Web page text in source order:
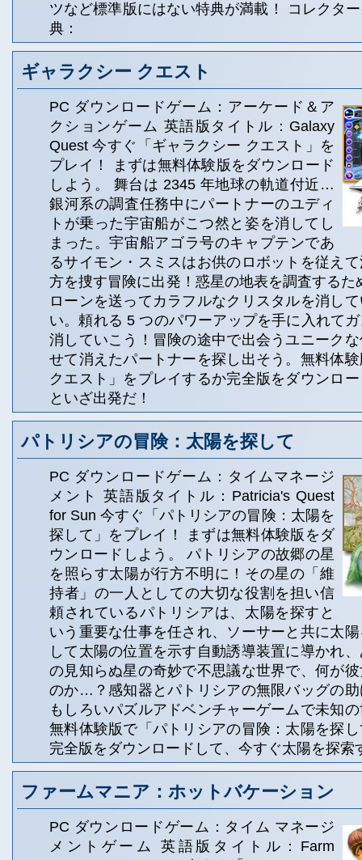
ツなど標準版にはない特典が満載！ コレクタ
典：
ギャラクシー クエスト
PC ダウンロードゲーム：アーケード＆ア
クションゲーム 英語版タイトル：Galaxy
Quest 今すぐ「ギャラクシー クエスト」を
プレイ！ まずは無料体験版をダウンロード
しよう。 舞台は 2345 年地球の軌道付近…
銀河系の調査任務中にパートナーのユディ
トが乗った宇宙船がこつ然と姿を消してし
まった。宇宙船アゴラ号のキャプテンであ
るサイモン・スミスはお供のロボットを従え
方を捜す冒険に出発！惑星の地表を調査するた
ローンを送ってカラフルなクリスタルを消し
い。頼れる 5 つのパワーアップを手に入れて
消していこう！冒険の途中で出会うユニーク
せて消えたパートナーを探し出そう。無料体
クエスト」をプレイするか完全版をダウンロ
といざ出発だ！
パトリシアの冒険：太陽を探して
PC ダウンロードゲーム：タイムマネージ
メント 英語版タイトル：Patricia's Quest
for Sun 今すぐ「パトリシアの冒険：太陽を
探して」をプレイ！ まずは無料体験版をダ
ウンロードしよう。 パトリシアの故郷の星
を照らす太陽が行方不明に！その星の「維
持者」の一人としての大切な役割を担い信
頼されているパトリシアは、太陽を探すと
いう重要な仕事を任され、ソーサーと共に太
して太陽の位置を示す自動誘導装置に導かれ
の見知らぬ星の奇妙で不思議な世界で、何が
のか…？感知器とパトリシアの無限バッグの
もしろいパズルアドベンチャーゲームで未知
無料体験版で「パトリシアの冒険：太陽を探
完全版をダウンロードして、今すぐ太陽を探索
ファームマニア：ホットバケーション
PC ダウンロードゲーム：タイム マネージ
メントゲーム 英語版タイトル：Farm